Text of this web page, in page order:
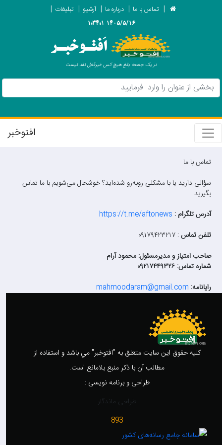
تماس با ما درباره ما آرشیو تبلیغات
1405/5/16 1:34:1
اَفتـوخبـر
در یک جامعه بالغ هیچ کس غیرقابل نقد نیست
افتوخبر
تماس با ما
سؤالی دارید یا با مشکلی روبه‌رو شده‌اید؟ خوشحال می‌شویم با ما تماس
بگیرید
آدرس تلگرام : https://t.me/aftonews
تلفن تماس: ۰۹۱۷۹۴۲۳۲۱۷
صاحب امتیاز و مدیرمسئول: محمود آرام
شماره تماس: ۰۹۲۱۷۴۴۹۳۲۶
رایانامه: mahmoodaram@gmail.com
کليه حقوق اين سايت متعلق به "افتوخبر" مي باشد و استفاده از
مطالب آن با ذکر منبع بلامانع است.
طراحی و برنامه نویسی :
طراحی ماندگار
893